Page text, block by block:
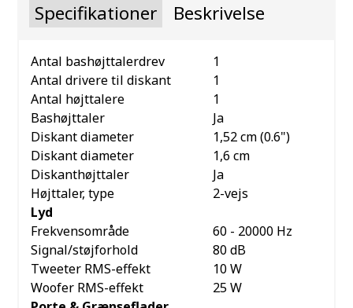
Specifikationer Beskrivelse
Antal bashøjttalerdrev
1
Antal drivere til diskant
1
Antal højttalere
1
Bashøjttaler
Ja
Diskant diameter
1,52 cm (0.6")
Diskant diameter
1,6 cm
Diskanthøjttaler
Ja
Højttaler, type
2-vejs
Lyd
Frekvensområde
60 - 20000 Hz
Signal/støjforhold
80 dB
Tweeter RMS-effekt
10 W
Woofer RMS-effekt
25 W